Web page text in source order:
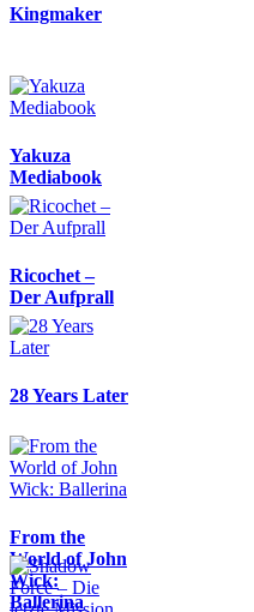
Kingmaker
Yakuza
Mediabook
Ricochet –
Der Aufprall
28 Years Later
From the
World of John
Wick:
Ballerina